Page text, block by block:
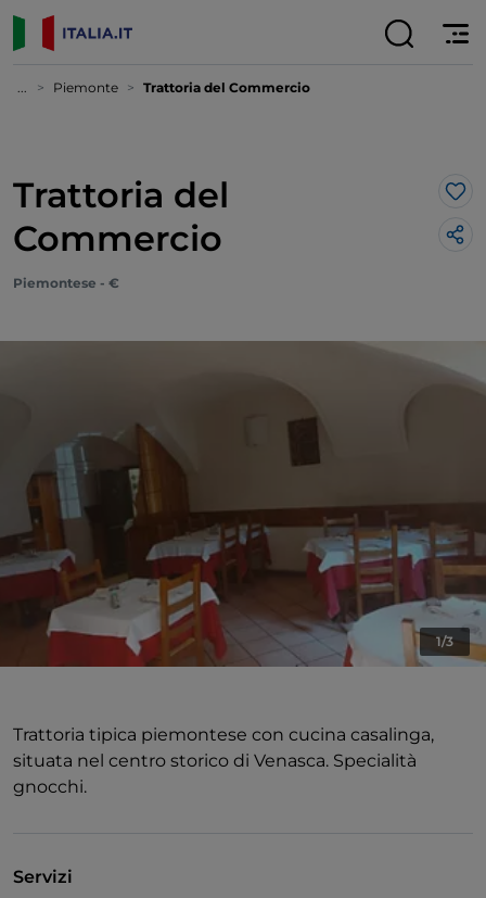
... Piemonte Trattoria del Commercio
Trattoria del
Commercio
Piemontese - €
1/3
Trattoria tipica piemontese con cucina casalinga,
situata nel centro storico di Venasca. Specialità
gnocchi.
Servizi